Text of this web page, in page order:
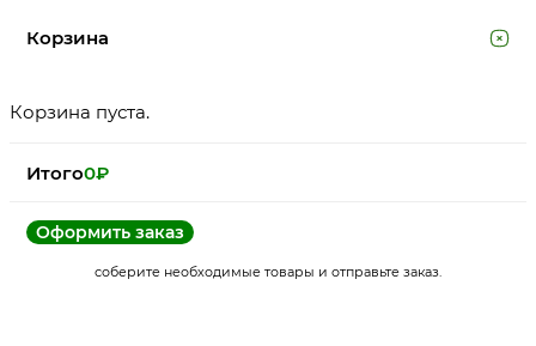
Корзина
Корзина пуста.
Итого0₽
Оформить заказ
соберите необходимые товары и отправьте заказ.